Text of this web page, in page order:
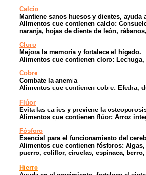
Calcio
Mantiene sanos huesos y dientes,
Alimentos que contienen calcio:
naranja, hojas de diente de león,
Cloro
Mejora la memoria y fortalece el hígado.
Alimentos que contienen cloro:
Cobre
Combate la anemia
Alimentos que contienen cobre: Efedra,
Flúor
Evita las caries y previene la
Alimentos que contienen flúor: Arroz
Fósforo
Esencial para el funcionamiento del
Alimentos que contienen fósforos:
puerro, coliflor, ciruelas, espinaca, berro,
Hierro